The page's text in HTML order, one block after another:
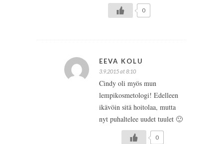
0
EEVA KOLU
3.9.2015 at 8:10
Cindy oli myös mun
lempikosmetologi! Edelleen
ikävöin sitä hoitolaa, mutta
nyt puhaltelee uudet tuulet 🙂
0